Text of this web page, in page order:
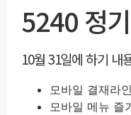
5240 정
10월 31일에 하기 내
모바일 결재라
모바일 메뉴 즐